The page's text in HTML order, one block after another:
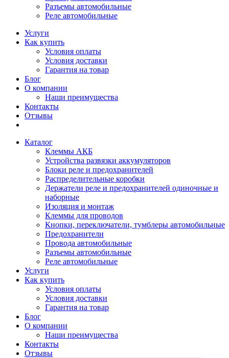
Разъемы автомобильные
Реле автомобильные
Услуги
Как купить
Условия оплаты
Условия доставки
Гарантия на товар
Блог
О компании
Наши преимущества
Контакты
Отзывы
Каталог
Клеммы АКБ
Устройства развязки аккумуляторов
Блоки реле и предохранителей
Распределительные коробки
Держатели реле и предохранителей одиночные и
наборные
Изоляция и монтаж
Клеммы для проводов
Кнопки, переключатели, тумблеры автомобильные
Предохранители
Провода автомобильные
Разъемы автомобильные
Реле автомобильные
Услуги
Как купить
Условия оплаты
Условия доставки
Гарантия на товар
Блог
О компании
Наши преимущества
Контакты
Отзывы